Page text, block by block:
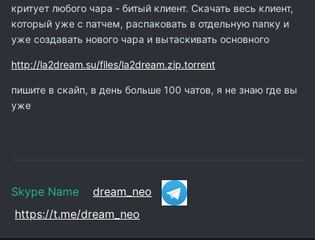
критует любого чара - битый клиент. Скачать весь клиент,
который уже с патчем, распаковать в отдельную папку и
уже создавать нового чара и вытаскивать основного
http://la2dream.su/files/la2dream.zip.torrent
пишите в скайп, в день больше 100 чатов, я не знаю где вы
уже
Skype Name dream_neo
https://t.me/dream_neo